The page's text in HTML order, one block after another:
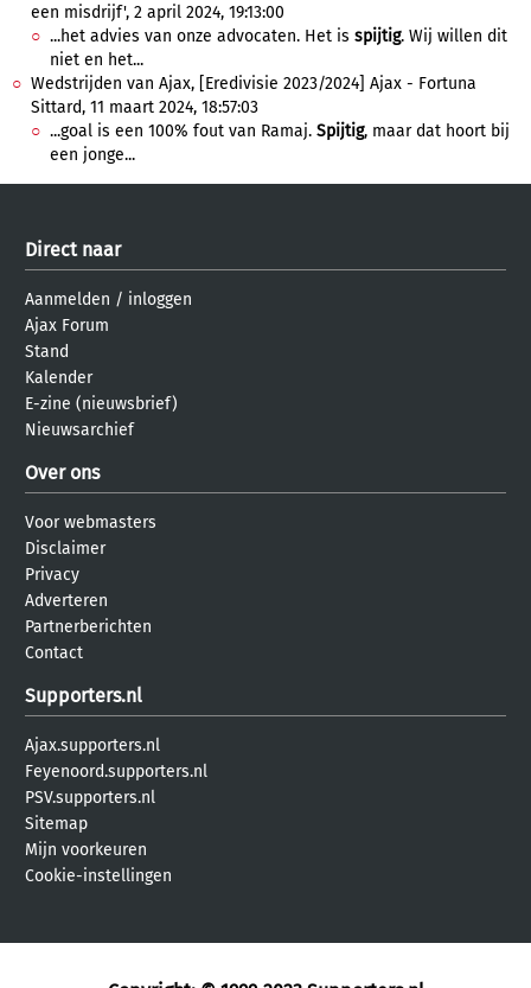
een misdrijf', 2 april 2024, 19:13:00
...het advies van onze advocaten. Het is spijtig. Wij willen dit
niet en het...
Wedstrijden van Ajax, [Eredivisie 2023/2024] Ajax - Fortuna
Sittard, 11 maart 2024, 18:57:03
...goal is een 100% fout van Ramaj. Spijtig, maar dat hoort bij
een jonge...
Direct naar
Aanmelden / inloggen
Ajax Forum
Stand
Kalender
E-zine (nieuwsbrief)
Nieuwsarchief
Over ons
Voor webmasters
Disclaimer
Privacy
Adverteren
Partnerberichten
Contact
Supporters.nl
Ajax.supporters.nl
Feyenoord.supporters.nl
PSV.supporters.nl
Sitemap
Mijn voorkeuren
Cookie-instellingen